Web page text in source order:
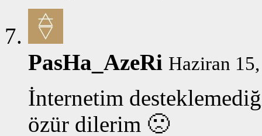
PasHa_AzeRi Haziran
İnternetim
özür dilerim 🙁